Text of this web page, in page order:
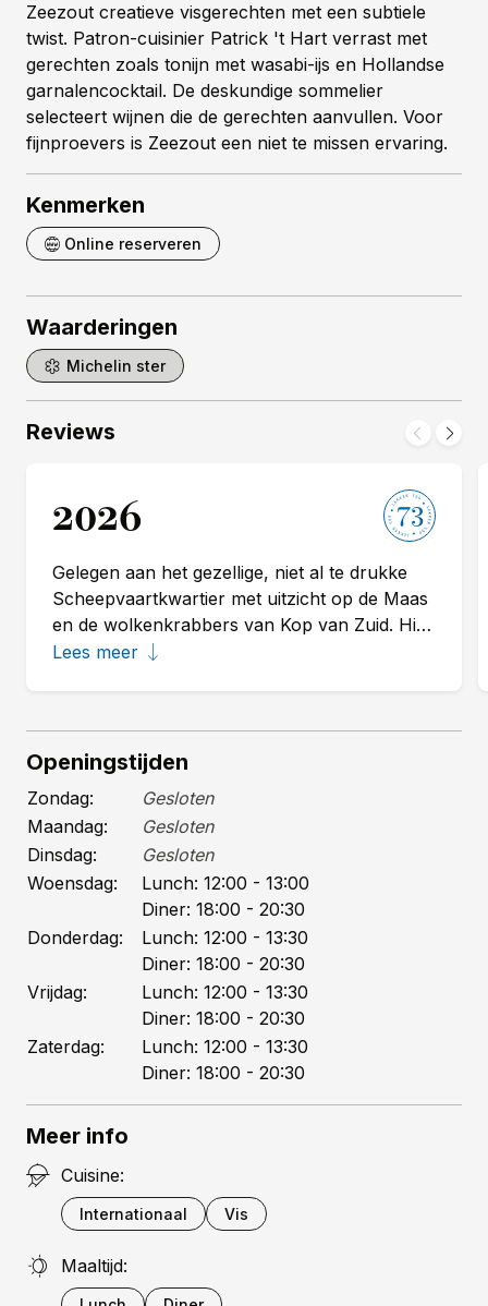
Zeezout creatieve visgerechten met een subtiele
twist. Patron-cuisinier Patrick 't Hart verrast met
gerechten zoals tonijn met wasabi-ijs en Hollandse
garnalencocktail. De deskundige sommelier
selecteert wijnen die de gerechten aanvullen. Voor
fijnproevers is Zeezout een niet te missen ervaring.
Kenmerken
Online reserveren
Waarderingen
Michelin ster
Reviews
2026 73
Gelegen aan het gezellige, niet al te drukke
Scheepvaartkwartier met uitzicht op de Maas
en de wolkenkrabbers van Kop van Zuid. Hier
wordt door patron-cuisinier Patrick 't Hart en
voldoende groenten en lichte sauzen. Ook
opvallend: het zuurtje in de gerechten is
en verfijnde touch aan het smaakpalet. Vooraf
genieten we van een tartelette van
loempiadeeg met piccalillycrème en blokjes
rauwe tonijn. Een fris zuur-zilt begin, gevolgd
door een klassiek mootje gerookte zalm met
dillesaus en mosterd waar wat ons betreft
nooit iets aan mag veranderen. Gebakken
dorade in currysaus met geelwortel,
sinaasappel en rijst biedt een onverwachte
verrassing: zachtromige rijst met subtiele
currysaus ligt onder een perfect gegaard
kroepoekje. De sinaasappel is apart, maar
zeer mooi gecombineerd. Bij deze gerechten
drinken we een witte albariño van het huis
Valmiñor uit Rías Baixas, Spanje. Weelderig,
met voldoende structuur om ook bij de
gebakken kabeljauw met diverse bereidingen
Lees meer
Openingstijden
Zondag:
Gesloten
Maandag:
Gesloten
Dinsdag:
Gesloten
Woensdag:
Lunch: 12:00 - 13:00
Diner: 18:00 - 20:30
Donderdag:
Lunch: 12:00 - 13:30
Diner: 18:00 - 20:30
Vrijdag:
Lunch: 12:00 - 13:30
Diner: 18:00 - 20:30
Zaterdag:
Lunch: 12:00 - 13:30
Diner: 18:00 - 20:30
Meer info
Cuisine:
Internationaal Vis
Maaltijd: